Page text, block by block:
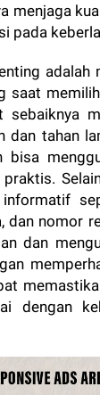
menjaga
pada
adalah
saat
dan tahan
bisa
dan nomor
dan
dengan